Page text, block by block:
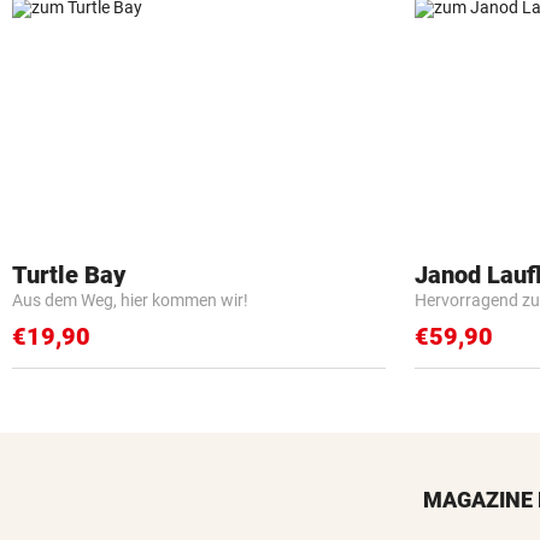
Turtle Bay
Aus dem Weg, hier kommen wir!
€19,90
Janod
Hervorragend
€59,90
MAGAZINE